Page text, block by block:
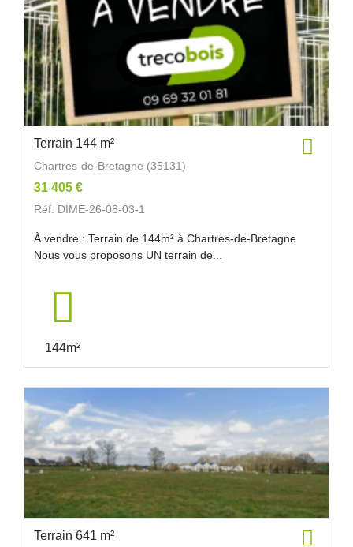
Terrain 144 m²
Chartres-de-Bretagne (35131)
31 405 €
Réf. DIME-26-08-03-1
À vendre : Terrain de 144m² à Chartres-de-Bretagne
Nous vous proposons UN terrain de...
144m²
Terrain 641 m²